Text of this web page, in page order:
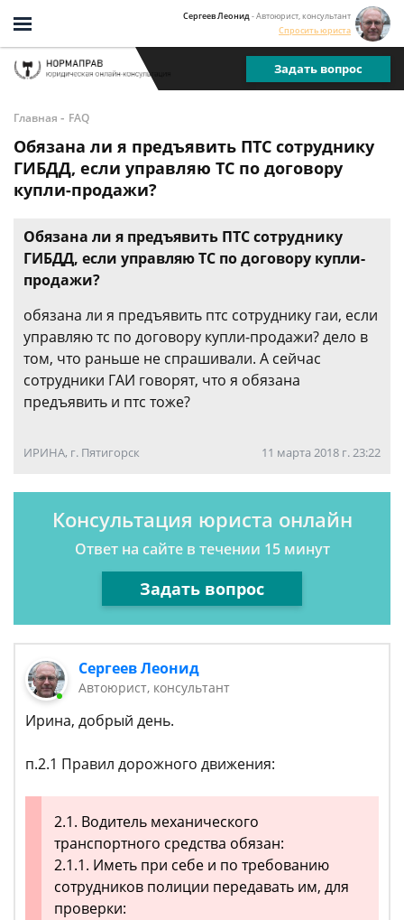
Сергеев Леонид - Автоюрист, консультант
Спросить юриста
Задать вопрос
Главная - FAQ
Обязана ли я предъявить ПТС сотруднику
ГИБДД, если управляю ТС по договору
купли-продажи?
Обязана ли я предъявить ПТС сотруднику
ГИБДД, если управляю ТС по договору купли-
продажи?
обязана ли я предъявить птс сотруднику гаи, если
управляю тс по договору купли-продажи? дело в
том, что раньше не спрашивали. А сейчас
сотрудники ГАИ говорят, что я обязана
предъявить и птс тоже?
ИРИНА, г. Пятигорск 11 марта 2018 г. 23:22
Консультация юриста онлайн
Ответ на сайте в течении 15 минут
Задать вопрос
Сергеев Леонид
Автоюрист, консультант
Ирина, добрый день.
п.2.1 Правил дорожного движения:
2.1. Водитель механического
транспортного средства обязан:
2.1.1. Иметь при себе и по требованию
сотрудников полиции передавать им, для
проверки: